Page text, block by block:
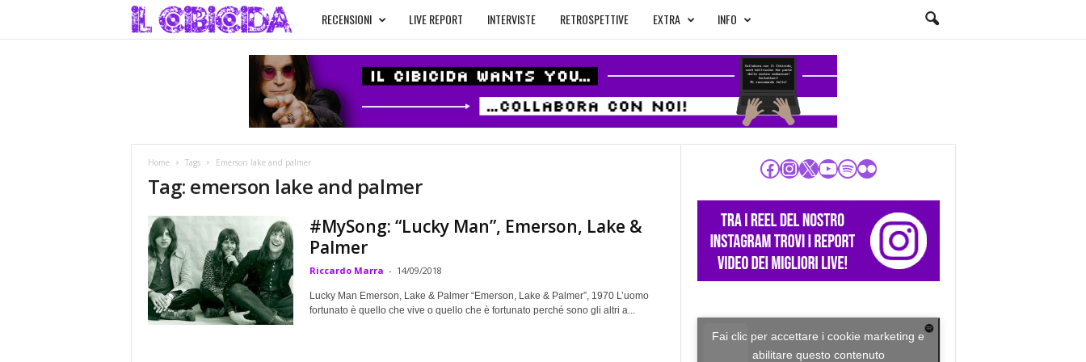
l
C
c
i
RECENSIONI LIVE REPORT INTERVISTE RETROSPETTIVE EXTRA INFO
Home Tags Emerson lake and palmer
Tag: emerson lake and palmer
#MySong: “Lucky Man”, Emerson, Lake &
Palmer
Riccardo Marra - 14/09/2018
Lucky Man Emerson, Lake & Palmer “Emerson, Lake & Palmer”, 1970 L’uomo
fortunato è quello che vive o quello che è fortunato perché sono gli altri a...
Facebook InstagramX YouTube Spotify Flickr
Fai clic per accettare i cookie marketing e
abilitare questo contenuto